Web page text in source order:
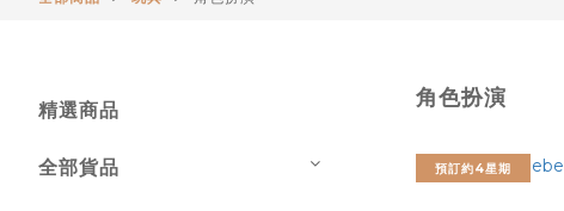
精選商品
全部貨品
角色扮演
預訂約4星期